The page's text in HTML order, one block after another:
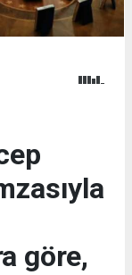
göre,